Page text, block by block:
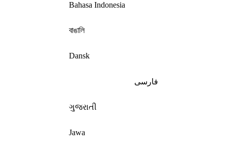
Bahasa Indonesia
বাঙালি
Dansk
فارسی
ગુજરાતી
Jawa